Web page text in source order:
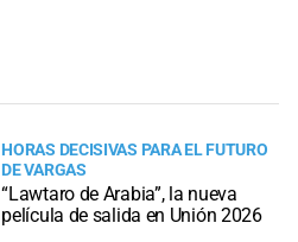
HORAS DECISIVAS PARA EL FUTURO
DE VARGAS
“Lawtaro de Arabia”, la nueva
película de salida en Unión 2026